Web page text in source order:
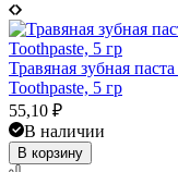
Травяная зубная
Toothpaste, 5 гр
55,10 ₽
В наличии
В корзину